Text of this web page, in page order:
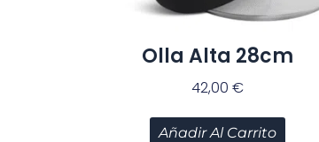
Olla Alta 28cm
42,00 €
Añadir Al Carrito